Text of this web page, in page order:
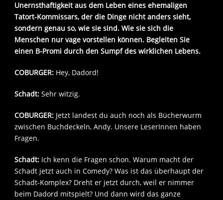
Unernsthaftigkeit aus dem Leben eines ehemaligen
Tatort-Kommissars, der die Dinge nicht anders sieht,
sondern genau so, wie sie sind. Wie sie sich die
Menschen nur vage vorstellen können. Begleiten Sie
einen B-Promi durch den Sumpf des wirklichen Lebens.
COBURGER: Hey, Dadord!
Schadt: Sehr witzig.
COBURGER: Jetzt landest du auch noch als Bücherwurm
zwischen Buchdeckeln, Andy. Unsere LeserInnen haben
Fragen.
Schadt: Ich kenn die Fragen schon. Warum macht der
Schadt jetzt auch in Comedy? Was ist das überhaupt der
Schadt-Komplex? Dreht er jetzt durch, weil er nimmer
beim Dadord mitspielt? Und dann wird das ganze